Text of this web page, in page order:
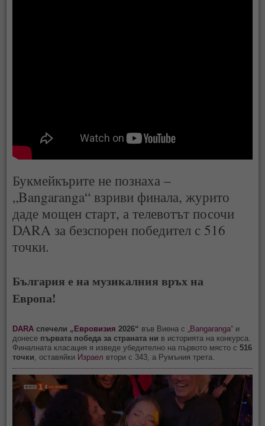
Букмейкърите не познаха –
„Bangaranga“ взриви финала, журито
даде мощен старт, а телевотът посочи
DARA за безспорен победител с 516
точки.
България е на музикалния връх на
Европа!
DARA спечели „ Евровизия 2026“ във Виена с „Bangaranga“ и
донесе първата победа за страната ни в историята на конкурса.
Финалната класация я изведе убедително на първото място с516
точки, оставяйки Израел втори с 343, а Румъния трета.